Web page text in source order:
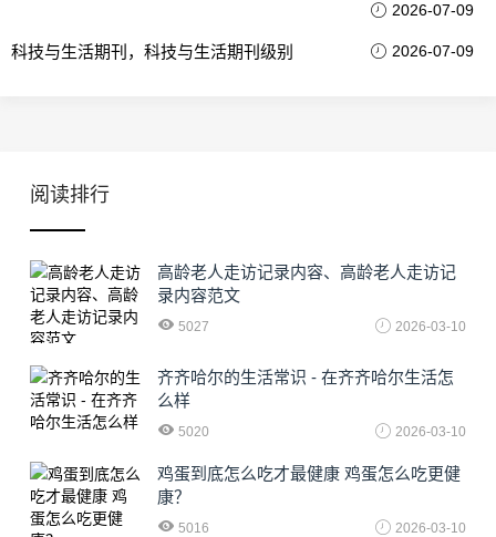
2026-07-09
科技与生活期刊，科技与生活期刊级别 2026-07-09
阅读排行
高龄老人走访记录内容、高龄老人走访记
录内容范文
5027 2026-03-10
齐齐哈尔的生活常识 - 在齐齐哈尔生活怎
么样
5020 2026-03-10
鸡蛋到底怎么吃才最健康 鸡蛋怎么吃更健
康？
5016 2026-03-10